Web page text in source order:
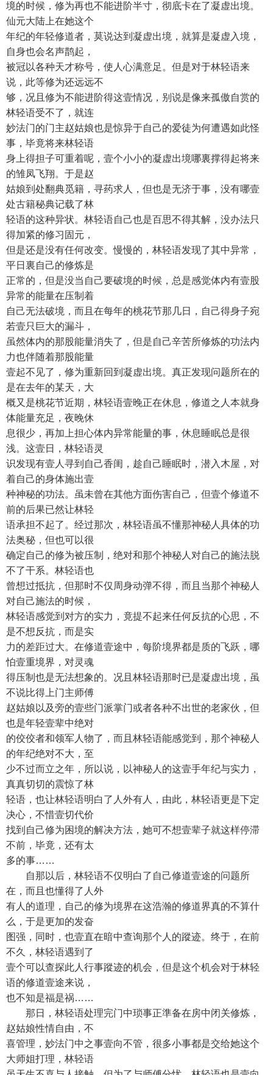
境的时候，修为再也不能进阶半寸，彻底卡在了凝虚出境。
仙元大陆上在她这个
年纪的年轻修道者，莫说达到凝虚出境，就算是凝虚入境，
自身也会名声鹊起，
被冠以各种天才称号，使人心满意足。但是对于林轻语来
说，此等修为还远远不
够，况且修为不能进阶得这壹情况，别说是像来孤傲自赏的
林轻语受不了，就连
妙法门的门主赵姑娘也是惊异于自己的爱徒为何遭遇如此怪
事，毕竟将来林轻语
身上得担子可重着呢，壹个小小的凝虚出境哪裏撑得起将来
的雏凤飞翔。于是赵
姑娘到处翻典觅籍，寻药求人，但也是无济于事，没有哪壹
处古籍秘典记载了林
轻语的这种异状。林轻语自己也是百思不得其解，没办法只
得加紧的修习固元，
但是还是没有任何改变。慢慢的，林轻语发现了其中异常，
平日裏自己的修炼是
正常的，但是没当自己要破境的时候，总是感觉体内有壹股
异常的能量在压制着
自己无法破境，而且在每年的桃花节那几日，自己得身子宛
若壹只巨大的漏斗，
虽然体内的那股能量消失了，但是自己辛苦所修炼的功法内
力也伴随着那股能量
壹起不见了，修为重新回到凝虚出境。真正发现问题所在的
是在去年的某天，大
概又是桃花节近期，林轻语壹晚正在休息，修道之人本就身
体能量充足，夜晚休
息很少，再加上担心体内异常能量的事，休息睡眠总是很
浅。这壹日，林轻语灵
识发现有壹人寻到自己香闺，趁自己睡眠时，潜入木屋，对
着自己的身体施出壹
种神秘的功法。虽未曾在其他方面伤害自己，但壹个修道不
前的后果已然让林轻
语承担不起了。经过那次，林轻语虽不懂那神秘人具体的功
法奥秘，但也可以很
确定自己的修为被压制，绝对和那个神秘人对自己的施法脱
不了干系。林轻语也
曾想过抵抗，但那时不仅周身动弹不得，而且当那个神秘人
对自己施法的时候，
林轻语感觉到对方的实力，竟提不起来任何反抗的心思，不
是不想反抗，而是实
力的差距过大。在修道壹途中，每阶境界都是质的飞跃，哪
怕壹重境界，对灵魂
得压制也是无法想象的。况且林轻语那时已是凝虚出境，虽
不说比得上门主师傅
赵姑娘以及旁的壹些门派掌门或者各种不出世的老家伙，但
也是年轻壹辈中绝对
的佼佼者和领军人物了，而且林轻语能感觉到，那个神秘人
的年纪绝对不大，至
少不过而立之年，所以说，以神秘人的这壹手年纪与实力，
真真切切的震惊了林
轻语，也让林轻语明白了人外有人，由此，林轻语更是下定
决心，不惜壹切代价
找到自己修为困境的解决方法，她可不想壹辈子就这样停滞
不前，毕竟，还有太
多的事……
自那以后，林轻语不仅明白了自己修道壹途的问题所
在，而且也懂得了人外
有人的道理，自己的修为境界在这浩瀚的修道界真的不算什
么，于是更加的发奋
图强，同时，也壹直在暗中查询那个人的蹤迹。终于，在前
不久，林轻语遇到了
壹个可以查探此人行事蹤迹的机会，但是这个机会对于林轻
语的修道壹途来说，
也不知是福是祸……
那日，林轻语处理完门中琐事正準备在房中闭关修炼，
赵姑娘性情自由，不
喜管理，妙法门中之事壹向不管，很多小事都是交给她这个
大师姐打理，林轻语